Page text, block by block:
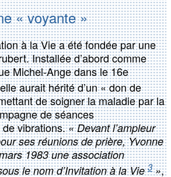
« voyante »
à la Vie a été fondée par une
Installée d’abord comme
Michel-Ange dans le 16e
aurait hérité d’un « don de
de soigner la maladie par la
de séances
de vibrations.« Devant l’ampleur
ses réunions de prière, Yvonne
1983 une association
le nom d’Invitation à la Vie3»,